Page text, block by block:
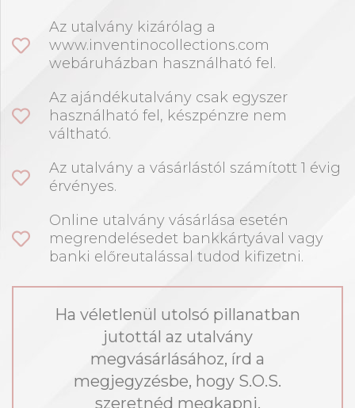
Az utalvány kizárólag a
www.inventinocollections.com
webáruházban használható fel.
Az ajándékutalvány csak egyszer
használható fel, készpénzre nem
váltható.
Az utalvány a vásárlástól számított 1 évig
érvényes.
Online utalvány vásárlása esetén
megrendelésedet bankkártyával vagy
banki előreutalással tudod kifizetni.
Ha véletlenül utolsó pillanatban
jutottál az utalvány
megvásárlásához, írd a
megjegyzésbe, hogy S.O.S.
szeretnéd megkapni.